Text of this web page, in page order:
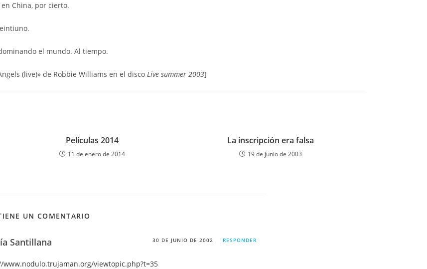
China, por cierto.
el mundo. Al tiempo.
(live)» de Robbie Williams en el disco Live summer 2003]
Películas 2014
11 de enero de 2014
La inscripción era falsa
19 de junio de 2003
UN COMENTARIO
Santillana 30 DE JUNIO DE 2002 RESPONDER
www.nodulo.trujaman.org/viewtopic.php?t=35